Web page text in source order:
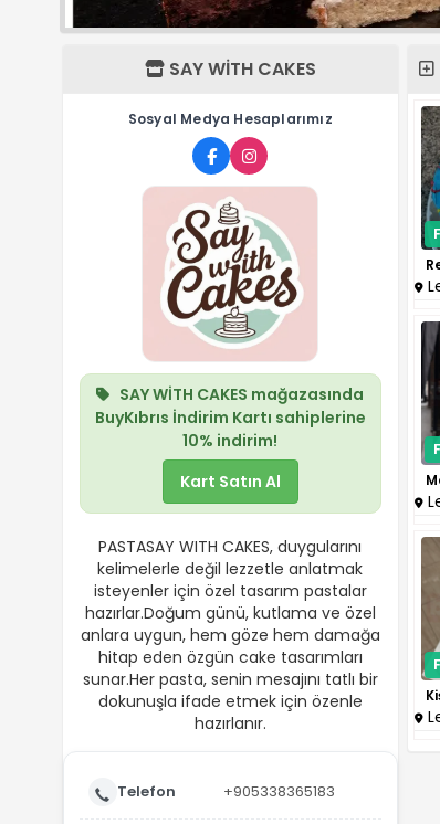
SAY WİTH CAKES
Sosyal Medya Hesaplarımız
SAY WİTH CAKES mağazasında
BuyKıbrıs İndirim Kartı sahiplerine
10% indirim!
Kart Satın Al
PASTASAY WITH CAKES, duygularını
kelimelerle değil lezzetle anlatmak
isteyenler için özel tasarım pastalar
hazırlar.Doğum günü, kutlama ve özel
anlara uygun, hem göze hem damağa
hitap eden özgün cake tasarımları
sunar.Her pasta, senin mesajını tatlı bir
dokunuşla ifade etmek için özenle
hazırlanır.
Telefon +905338365183